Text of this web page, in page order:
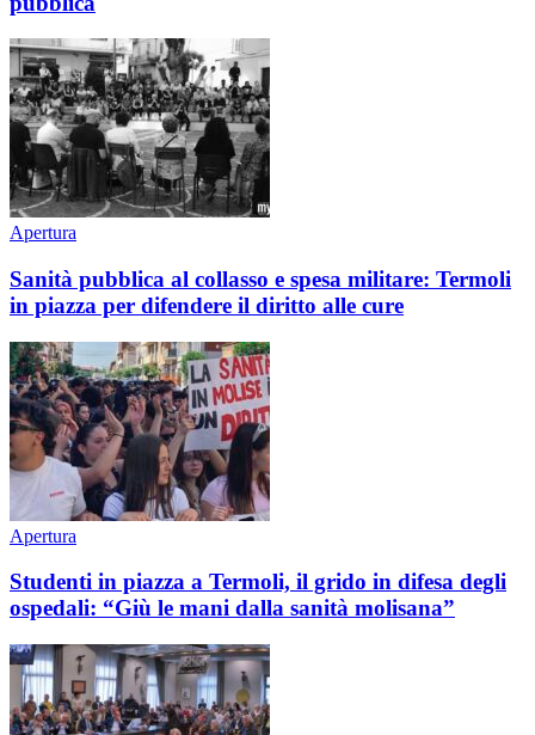
Apertura
Sanità pubblica al collasso e spesa militare: Termoli
in piazza per difendere il diritto alle cure
Apertura
Studenti in piazza a Termoli, il grido in difesa degli
ospedali: “Giù le mani dalla sanità molisana”